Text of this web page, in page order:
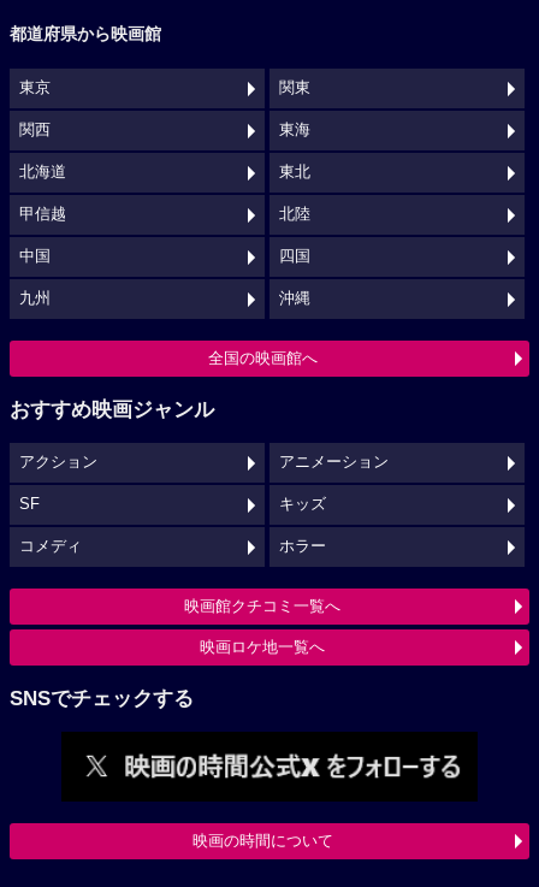
都道府県から映画館
東京 関東
関西 東海
北海道 東北
甲信越 北陸
中国 四国
九州 沖縄
全国の映画館へ
おすすめ映画ジャンル
アクション アニメーション
SF キッズ
コメディ ホラー
映画館クチコミ一覧へ
映画ロケ地一覧へ
SNSでチェックする
映画の時間について